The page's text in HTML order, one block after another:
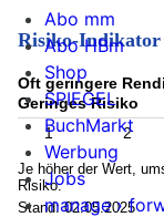
Risiko-Indikator
Oft geringere
Geringes Risiko
1
2
Je höher der Wert,
Risiko.
Stand: 02.05.2025
Abo mm
Abo HBm
Shop
SPIEGEL
BuchMarkt
Werbung
Jobs
manage ›